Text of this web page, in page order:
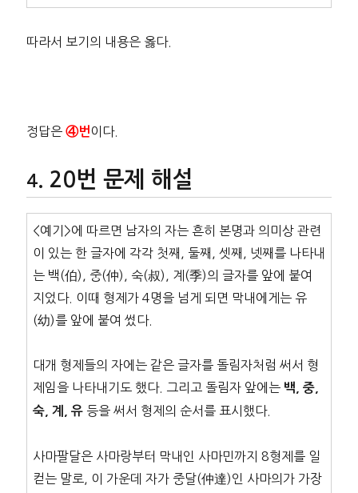
따라서 보기의 내용은 옳다.
정답은④번 이다.
20번 문제 해설
<예기>에 따르면 남자의 자는 흔히 본명과 의미상 관련
이 있는 한 글자에 각각 첫째, 둘째, 셋째, 넷째를 나타내
는 백(伯), 중(仲), 숙(叔), 계(季)의 글자를 앞에 붙여
지었다. 이때 형제가 4명을 넘게 되면 막내에게는 유
(幼)를 앞에 붙여 썼다.
대개 형제들의 자에는 같은 글자를 돌림자처럼 써서 형
제임을 나타내기도 했다. 그리고 돌림자 앞에는 백, 중,
숙, 계, 유등을 써서 형제의 순서를 표시했다.
사마팔달은 사마랑부터 막내인 사마민까지 8형제를 일
컫는 말로, 이 가운데 자가 중달(仲達)인 사마의가 가장